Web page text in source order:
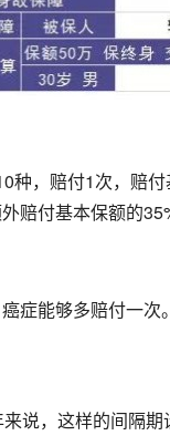
种，赔付1次，赔
赔付基本保额的
症能够多赔付一次
说，这样的间隔